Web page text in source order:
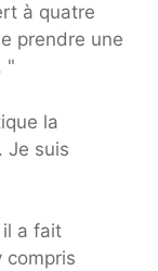
à quatre
prendre une
"
la
Je suis
il a fait
compris